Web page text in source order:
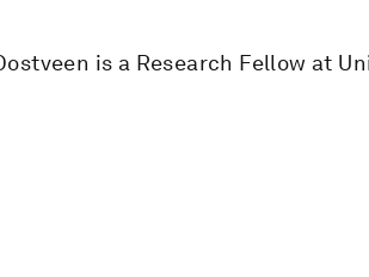
is a Research Fellow at